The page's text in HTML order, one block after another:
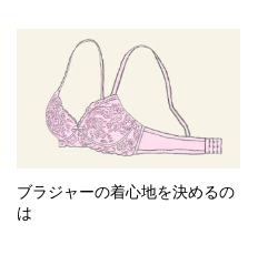
ブラジャーの着心地を決めるの
は